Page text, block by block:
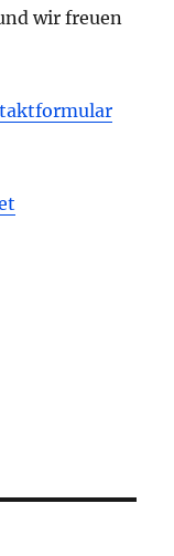
wir freuen